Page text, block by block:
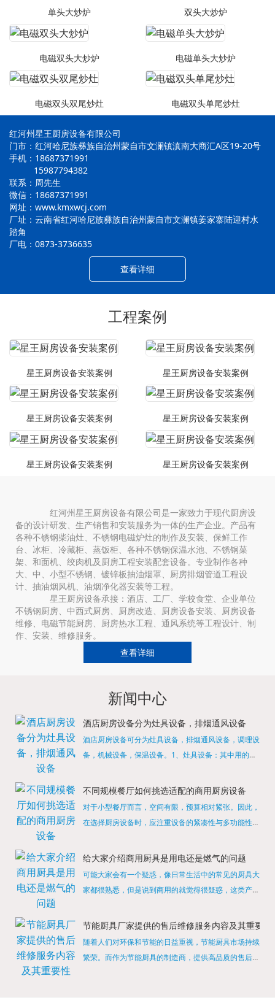
单头大炒炉 双头大炒炉
电磁双头大炒炉 电磁单头大炒炉
电磁双头双尾炒灶 电磁双头单尾炒灶
红河州星王厨房设备有限公司
门市：红河哈尼族彝族自治州蒙自市文澜镇滇南大商汇A区19-20号
手机：18687371991
15987794382
联系：周先生
微信：18687371991
网址：www.kmxwcj.com
厂址：云南省红河哈尼族彝族自治州蒙自市文澜镇姜家寨陆迎村水
踏角
厂电：0873-3736635
查看详细
工程案例
星王厨房设备安装案例 星王厨房设备安装案例
星王厨房设备安装案例 星王厨房设备安装案例
星王厨房设备安装案例 星王厨房设备安装案例
红河州星王厨房设备有限公司是一家致力于现代厨房设
备的设计研发、生产销售和安装服务为一体的生产企业。产品有
各种不锈钢柴油灶、不锈钢电磁炉灶的制作及安装、保鲜工作
台、冰柜、冷藏柜、蒸饭柜、各种不锈钢保温水池、不锈钢菜
架、和面机、绞肉机及厨房工程安装配套设备。专业制作各种
大、中、小型不锈钢、镀锌板抽油烟罩、厨房排烟管道工程设
计、抽油烟风机、油烟净化器安装等工程。
星王厨房设备承接：酒店、工厂、学校食堂、企业单位
不锈钢厨房、中西式厨房、厨房改造、厨房设备安装、厨房设备
维修、电磁节能厨房、厨房热水工程、通风系统等工程设计、制
作、安装、维修服务。
查看详细
新闻中心
酒店厨房设备分为灶具设备，排烟通风设备
酒店厨房设备可分为灶具设备，排烟通风设备，调理设
备，机械设备，保温设备。1、灶具设备：其中用的较
缺少的，经过相关检测证明的合格设备才能进行使用，
不同规模餐厅如何挑选适配的商用厨房设备
对于小型餐厅而言，空间有限，预算相对紧张。因此，
在选择厨房设备时，应注重设备的紧凑性与多功能性。
烹饪设备，既能节省空间，又能满足多样化的烹饪需
给大家介绍商用厨具是用电还是燃气的问题
可能大家会有一个疑惑，像日常生活中的常见的厨具大
家都很熟悉，但是说到商用的就觉得很疑惑，这类产品
店用的就是商用的吗?还真别说，真被大家猜对了，这
节能厨具厂家提供的售后维修服务内容及其重要性
随着人们对环保和节能的日益重视，节能厨具市场持续
繁荣。而作为节能厨具的制造商，提供高品质的售后维